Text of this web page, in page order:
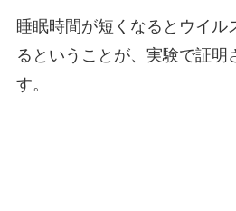
睡眠時間が短くなるとウイル
るということが、実験で証明
す。